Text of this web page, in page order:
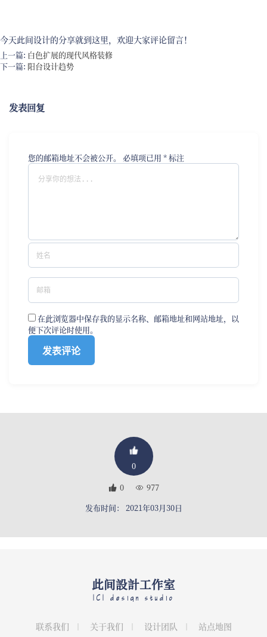
今天此间设计的分享就到这里，欢迎大家评论留言！
上一篇: 白色扩展的现代风格装修
下一篇: 阳台设计趋势
发表回复
您的邮箱地址不会被公开。 必填项已用 *标注
在此浏览器中保存我的显示名称、邮箱地址和网站地址，以
便下次评论时使用。
0
0
977
发布时间： 2021年03月30日
此间設計工作室
ICI design studio
联系我们 关于我们 设计团队 站点地图